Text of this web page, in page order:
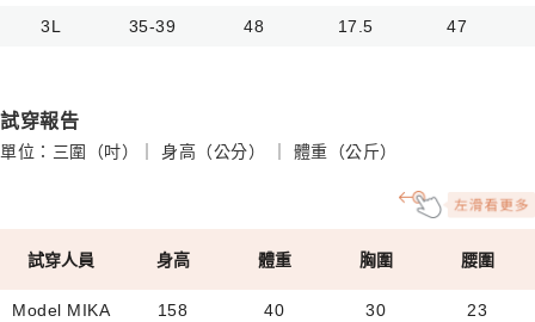
3L 35-39 48 17.5 47
試穿報告
單位：三圍（吋）｜ 身高（公分） ｜ 體重（公斤）
試穿人員 身高 體重 胸圍 腰圍
Model MIKA 158 40 30 23